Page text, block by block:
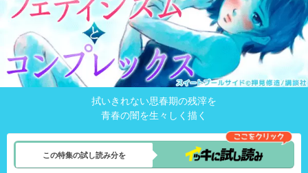
拭いきれない思春期の残滓を
青春の闇を生々しく描く
この特集の試し読み分を